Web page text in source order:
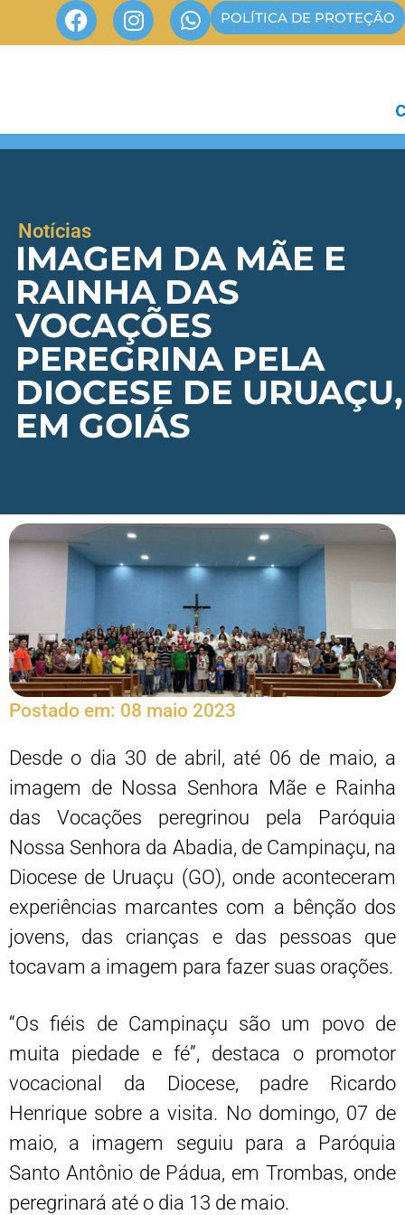
POLÍTICA DE PROTEÇÃO
Notícias
IMAGEM DA MÃE E
RAINHA DAS
VOCAÇÕES
PEREGRINA PELA
DIOCESE DE URUAÇU,
EM GOIÁS
Postado em: 08 maio 2023
Desde o dia 30 de abril, até 06 de maio, a
imagem de Nossa Senhora Mãe e Rainha
das Vocações peregrinou pela Paróquia
Nossa Senhora da Abadia, de Campinaçu, na
Diocese de Uruaçu (GO), onde aconteceram
experiências marcantes com a bênção dos
jovens, das crianças e das pessoas que
tocavam a imagem para fazer suas orações.
“Os fiéis de Campinaçu são um povo de
muita piedade e fé”, destaca o promotor
vocacional da Diocese, padre Ricardo
Henrique sobre a visita. No domingo, 07 de
maio, a imagem seguiu para a Paróquia
Santo Antônio de Pádua, em Trombas, onde
peregrinará até o dia 13 de maio.